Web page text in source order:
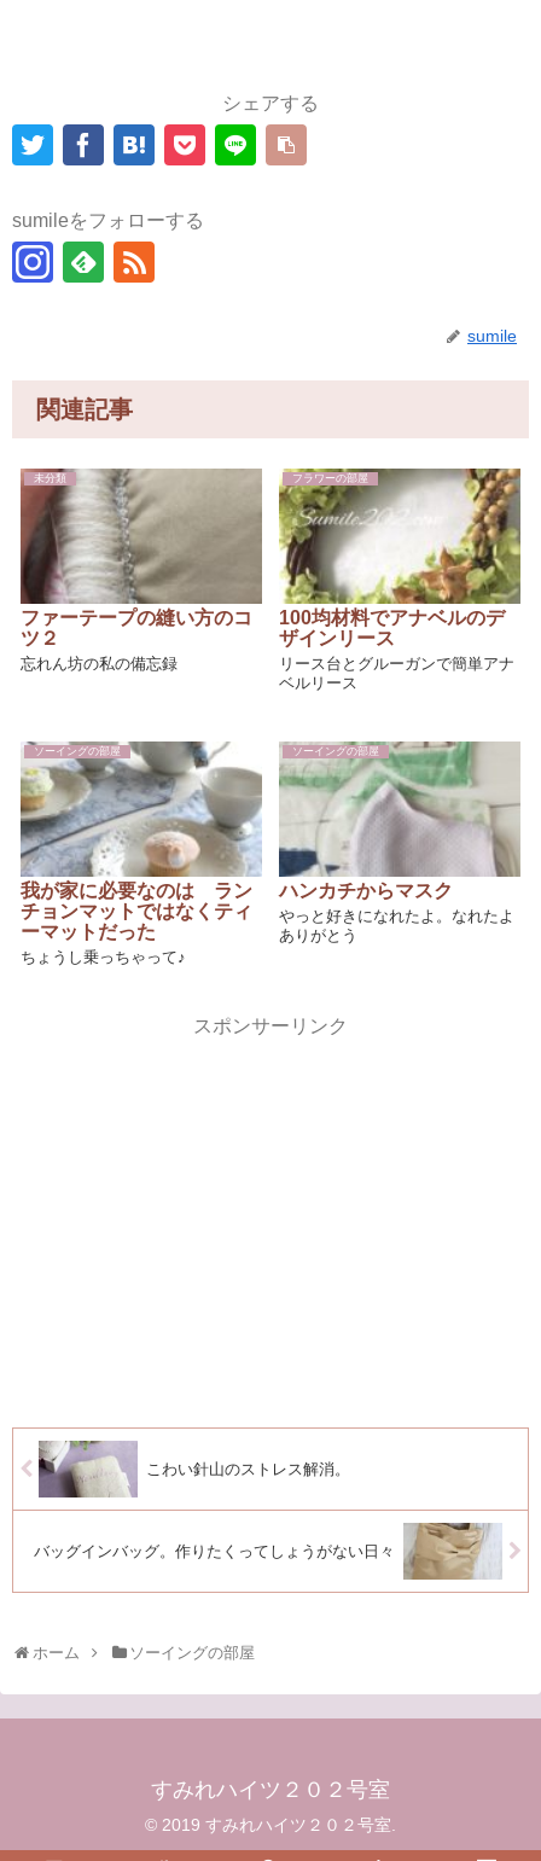
シェアする
sumileをフォローする
sumile
関連記事
未分類
ファーテープの縫い方のコ
ツ２
忘れん坊の私の備忘録
フラワーの部屋
100均材料でアナベルのデ
ザインリース
リース台とグルーガンで簡単アナ
ベルリース
ソーイングの部屋
我が家に必要なのは ラン
チョンマットではなくティ
ーマットだった
ちょうし乗っちゃって♪
ソーイングの部屋
ハンカチからマスク
やっと好きになれたよ。なれたよ
ありがとう
スポンサーリンク
こわい針山のストレス解消。
バッグインバッグ。作りたくってしょうがない日々
ホーム ソーイングの部屋
すみれハイツ２０２号室
© 2019 すみれハイツ２０２号室.